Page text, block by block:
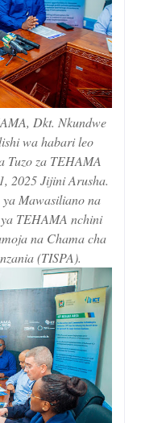
Dkt. Nkundwe
wa habari leo
Tuzo za TEHAMA
2025 Jijini Arusha.
ya Mawasiliano na
TEHAMA nchini
na Chama cha
(TISPA).